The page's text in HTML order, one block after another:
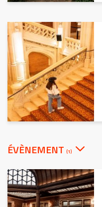
ÉVÈNEMENT (1)